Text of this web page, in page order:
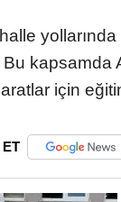
yollarında
kapsamda
için